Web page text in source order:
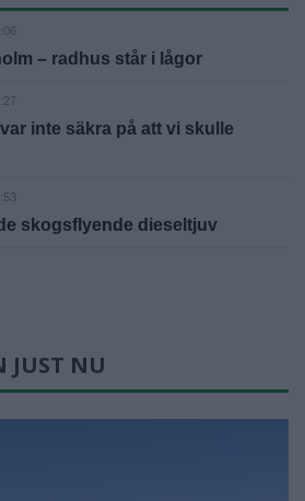
– radhus står i lågor
inte säkra på att vi skulle
skogsflyende dieseltjuv
JUST NU